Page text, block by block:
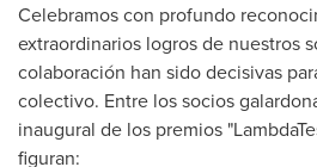
Celebramos con profundo
extraordinarios logros de nuestros
colaboración han sido decisivas
colectivo. Entre los socios
inaugural de los premios
figuran: